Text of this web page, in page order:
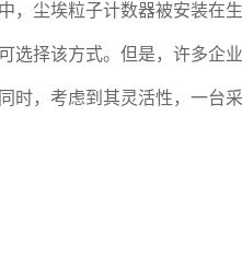
，尘埃粒子计数器被安装在
选择该方式。但是，许多企
时，考虑到其灵活性，一台